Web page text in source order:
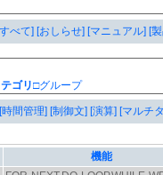
べて] [おしらせ] [マニュアル] [
ゴリ□グループ
[時間管理] [制御文] [演算] [マルチ